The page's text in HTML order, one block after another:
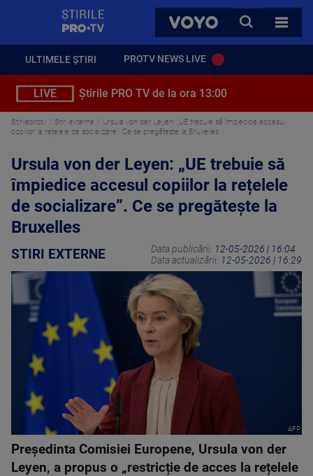
VOYO
CAUTA
TOATE
ULTIMELE ȘTIRI PROTV NEWS LIVE
LIVE Știrile PRO TV de la ora 13:00
Stirileprotv Stiri externe
Ursula von der Leyen: „UE trebuie să împiedice accesul
copiilor la rețelele de socializare”. Ce se pregătește la Bruxelles
Ursula von der Leyen: „UE trebuie să
împiedice accesul copiilor la rețelele
de socializare”. Ce se pregătește la
Bruxelles
STIRI EXTERNE Data publicării: 12-05-2026 | 16:04
Data actualizării: 12-05-2026 | 16:29
AFP
Președinta Comisiei Europene, Ursula von der
Leyen, a propus o „restricție de acces la rețelele